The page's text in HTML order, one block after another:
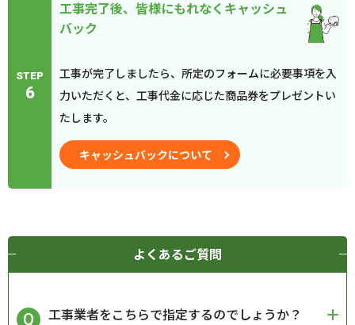
STEP
6
工事完了後、皆様にもれなくキャッシュ
バック
工事が完了しましたら、所定のフォームに必要事項を入
力いただくと、工事代金に応じた商品券をプレゼントい
たします。
キャッシュバックについて
よくあるご質問
工事業者をこちらで指定するのでしょうか？